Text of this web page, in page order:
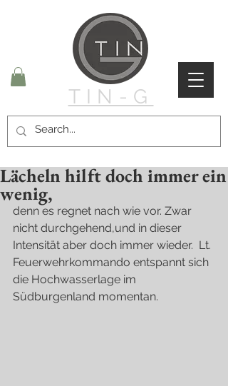
TIN-G
Lächeln hilft doch immer ein
wenig,
denn es regnet nach wie vor. Zwar
nicht durchgehend,und in dieser
Intensität aber doch immer wieder.  Lt.
Feuerwehrkommando entspannt sich
die Hochwasserlage im
Südburgenland momentan.